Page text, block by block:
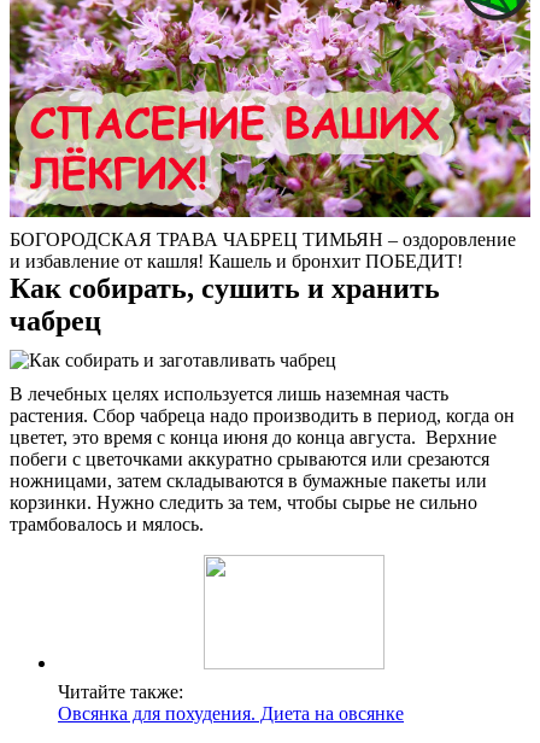
БОГОРОДСКАЯ ТРАВА ЧАБРЕЦ ТИМЬЯН – оздоровление
и избавление от кашля! Кашель и бронхит ПОБЕДИТ!
Как собирать, сушить и хранить
чабрец
В лечебных целях используется лишь наземная часть
растения. Сбор чабреца надо производить в период, когда он
цветет, это время с конца июня до конца августа. Верхние
побеги с цветочками аккуратно срываются или срезаются
ножницами, затем складываются в бумажные пакеты или
корзинки. Нужно следить за тем, чтобы сырье не сильно
трамбовалось и мялось.
Читайте также:
Овсянка для похудения. Диета на овсянке